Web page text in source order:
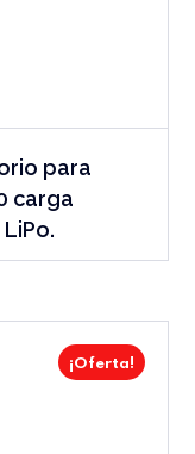
para
carga
¡Oferta!